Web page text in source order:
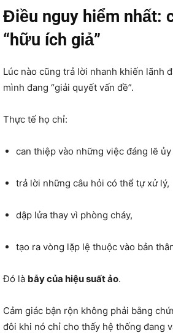
Điều nguy hiểm nhất:
“hữu ích giả”
Lúc nào cũng trả lời nhanh khiến lãnh
mình đang “giải quyết vấn đề”.
Thực tế họ chỉ:
can thiệp vào những việc đáng lẽ
trả lời những câu hỏi có thể tự xử lý,
dập lửa thay vì phòng cháy,
tạo ra vòng lặp lệ thuộc vào bản
Đó là bẫy của hiệu suất ảo.
Cảm giác bận rộn không phải bằng
đôi khi nó chỉ cho thấy hệ thống đang